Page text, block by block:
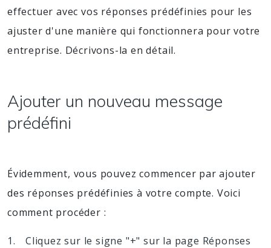
effectuer avec vos réponses prédéfinies pour les
ajuster d'une manière qui fonctionnera pour votre
entreprise. Décrivons-la en détail.
Ajouter un nouveau message
prédéfini
Évidemment, vous pouvez commencer par ajouter
des réponses prédéfinies à votre compte. Voici
comment procéder :
Cliquez sur le signe "+" sur la page Réponses